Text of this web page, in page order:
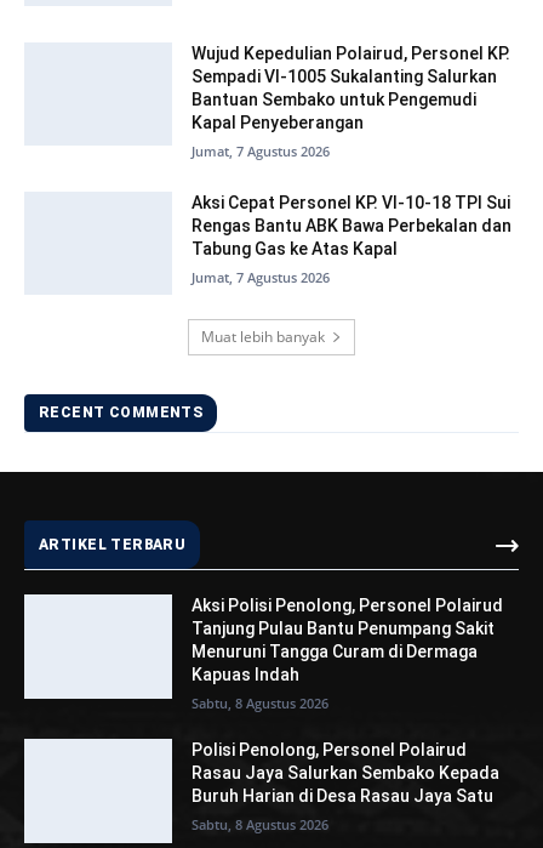
Wujud Kepedulian Polairud, Personel KP.
Sempadi VI-1005 Sukalanting Salurkan
Bantuan Sembako untuk Pengemudi
Kapal Penyeberangan
Jumat, 7 Agustus 2026
Aksi Cepat Personel KP. VI-10-18 TPI Sui
Rengas Bantu ABK Bawa Perbekalan dan
Tabung Gas ke Atas Kapal
Jumat, 7 Agustus 2026
Muat lebih banyak
RECENT COMMENTS
ARTIKEL TERBARU
Aksi Polisi Penolong, Personel Polairud
Tanjung Pulau Bantu Penumpang Sakit
Menuruni Tangga Curam di Dermaga
Kapuas Indah
Sabtu, 8 Agustus 2026
Polisi Penolong, Personel Polairud
Rasau Jaya Salurkan Sembako Kepada
Buruh Harian di Desa Rasau Jaya Satu
Sabtu, 8 Agustus 2026